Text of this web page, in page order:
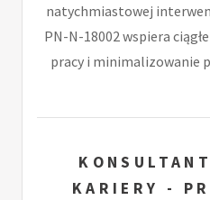
natychmiastowej
PN-N-18002 wspiera
pracy i minimalizowanie
KARIERY -